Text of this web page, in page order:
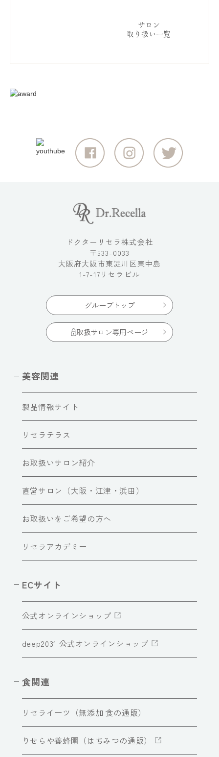
サロン
取り扱い一覧
ドクターリセラ株式会社
〒533-0033
大阪府大阪市東淀川区東中島
1-7-17リセラビル
グループトップ
取扱サロン専用ページ
美容関連
製品情報サイト
リセラテラス
お取扱いサロン紹介
直営サロン（大阪・江津・浜田）
お取扱いをご希望の方へ
リセラアカデミー
ECサイト
公式オンラインショップ
deep2031 公式オンラインショップ
食関連
リセライーツ（無添加 食の通販）
りせらや養蜂園（はちみつの通販）